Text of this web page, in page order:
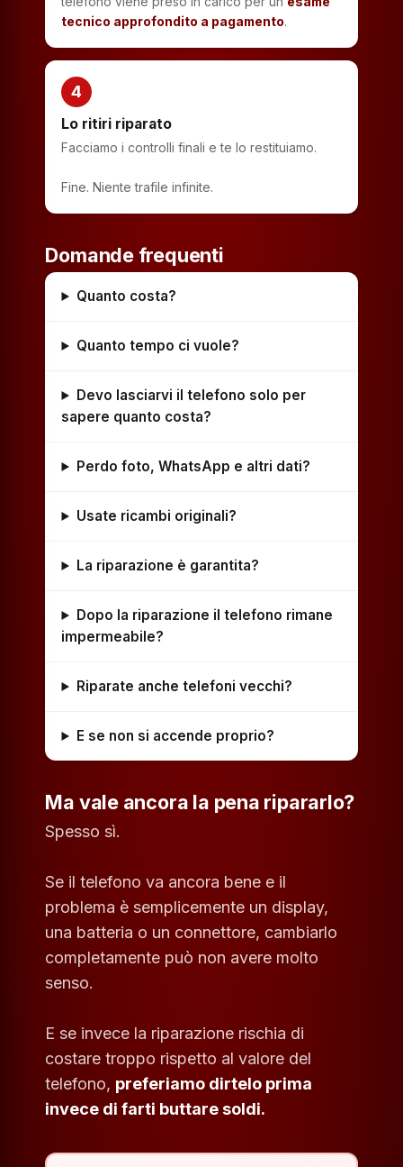
tecnico approfondito a pagamento.
4
Lo ritiri riparato
Facciamo i controlli finali e te lo restituiamo.
Fine. Niente trafile infinite.
Domande frequenti
Quanto costa?
Quanto tempo ci vuole?
Devo lasciarvi il telefono solo per
sapere quanto costa?
Perdo foto, WhatsApp e altri dati?
Usate ricambi originali?
La riparazione è garantita?
Dopo la riparazione il telefono rimane
impermeabile?
Riparate anche telefoni vecchi?
E se non si accende proprio?
Ma vale ancora la pena ripararlo?
Spesso sì.
Se il telefono va ancora bene e il
problema è semplicemente un display,
una batteria o un connettore, cambiarlo
completamente può non avere molto
senso.
E se invece la riparazione rischia di
costare troppo rispetto al valore del
telefono, preferiamo dirtelo prima
invece di farti buttare soldi.